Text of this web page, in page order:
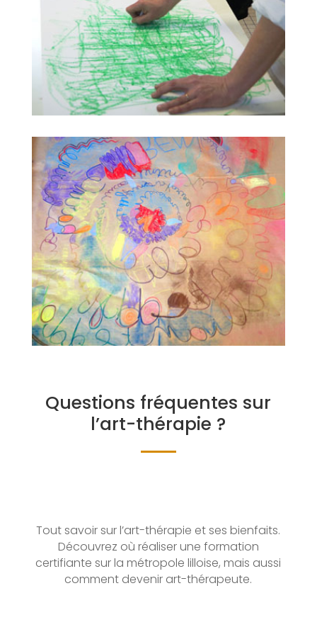
Questions fréquentes sur
l’art-thérapie ?
Tout savoir sur l’art-thérapie et ses bienfaits.
Découvrez où réaliser une formation
certifiante sur la métropole lilloise, mais aussi
comment devenir art-thérapeute.